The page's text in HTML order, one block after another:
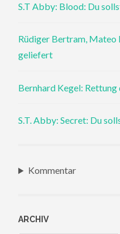
S.T Abby: Blood: Du
Rüdiger Bertram, Mateo
geliefert
Bernhard Kegel:
S.T. Abby: Secret: Du
Kommentar
ARCHIV